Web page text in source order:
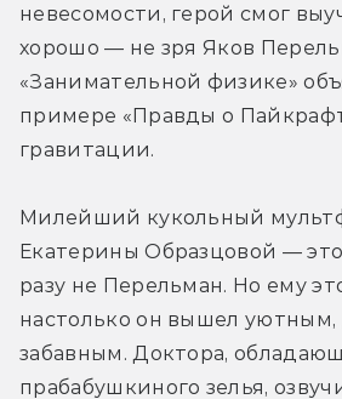
невесомости, герой смог
хорошо — не зря Яков
«Занимательной физике»
примере «Правды о
гравитации.
Милейший кукольный
Екатерины Образцовой —
разу не Перельман. Но ему
настолько он вышел
забавным. Доктора,
прабабушкиного зелья,